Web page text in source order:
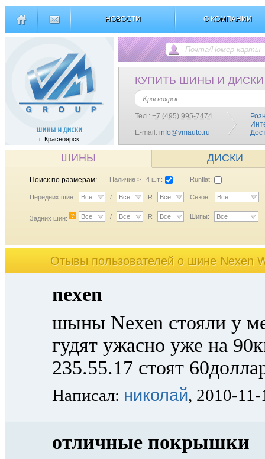
НОВОСТИ О КОМПАНИИ
г. Красноярск
КУПИТЬ ШИНЫ И ДИСКИ
Красноярск
Тел.: +7 (495) 995-7474
E-mail: info@vmauto.ru
ШИНЫ ДИСКИ
Поиск по размерам: Наличие >= 4 шт.: Runflat:
Передних шин: Все / Все R Все Сезон: Все
Задних шин: ? Все / Все R Все Шипы: Все
Отывы пользователей o шине Nexen
nexen
шыны Nexen стояли у
гудят ужасно уже на
235.55.17 стоят
Написал: николай, 2010-11-
отличные покрышки